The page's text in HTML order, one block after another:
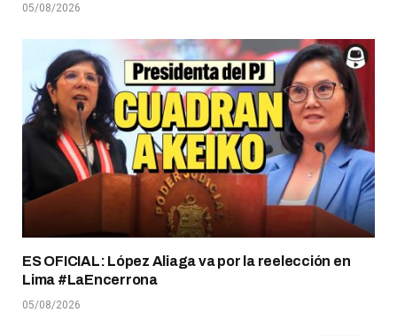
05/08/2026
ES OFICIAL: López Aliaga va por la reelección en
Lima #LaEncerrona
05/08/2026